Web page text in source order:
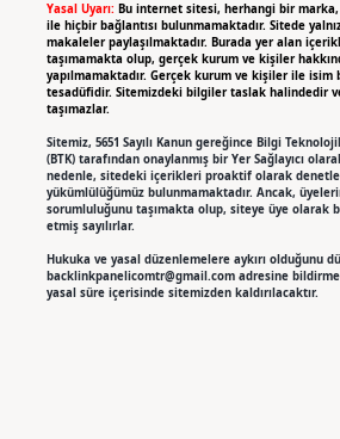
Yasal Uyarı: Bu internet sitesi, herhangi bir
ile hiçbir bağlantısı bulunmamaktadır. Sitede
makaleler paylaşılmaktadır. Burada yer alan
taşımamakta olup, gerçek kurum ve kişiler
yapılmamaktadır. Gerçek kurum ve kişiler ile
tesadüfidir. Sitemizdeki bilgiler taslak halindedir
taşımazlar.
Sitemiz, 5651 Sayılı Kanun gereğince Bilgi
(BTK) tarafından onaylanmış bir Yer Sağlayıcı
nedenle, sitedeki içerikleri proaktif olarak
yükümlülüğümüz bulunmamaktadır. Ancak,
sorumluluğunu taşımakta olup, siteye üye olarak
etmiş sayılırlar.
Hukuka ve yasal düzenlemelere aykırı olduğunu
backlinkpanelicomtr@gmail.comadresine
yasal süre içerisinde sitemizden kaldırılacaktır.